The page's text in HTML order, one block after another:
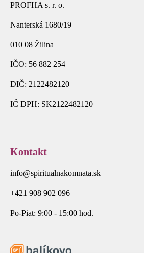
PROFHA s. r. o.
Nanterská 1680/19
010 08 Žilina
IČO: 56 882 254
DIČ: 2122482120
IČ DPH: SK2122482120
Kontakt
info@spiritualnakomnata.sk
+421 908 902 096
Po-Piat: 9:00 - 15:00 hod.